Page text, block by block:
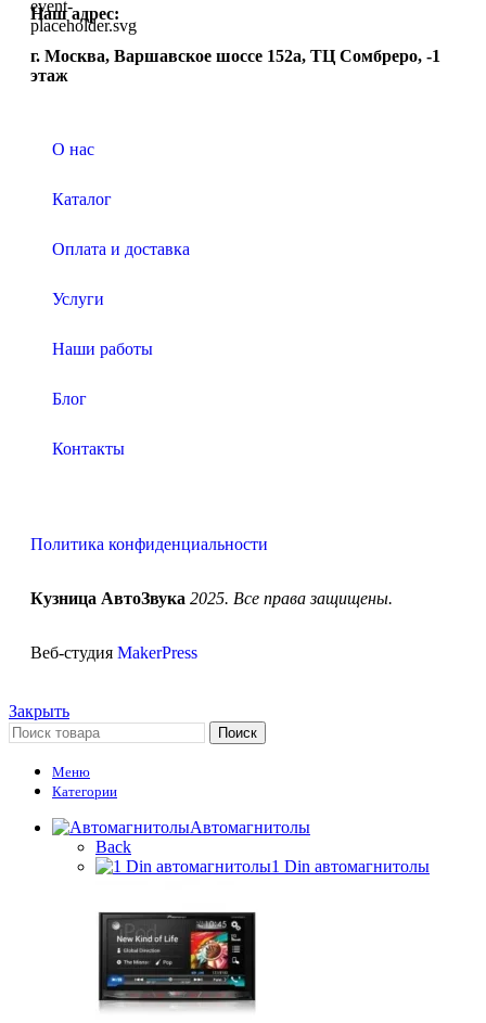
Наш адрес:
г. Москва, Варшавское шоссе 152а, ТЦ Сомбреро, -1
этаж
О нас
Каталог
Оплата и доставка
Услуги
Наши работы
Блог
Контакты
Политика конфиденциальности
Кузница АвтоЗвука 2025. Все права защищены.
Веб-студия MakerPress
Закрыть
Поиск
Меню
Категории
Автомагнитолы
Back
1 Din автомагнитолы